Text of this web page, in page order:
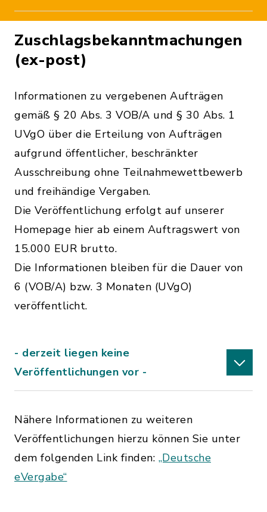
Zuschlagsbekanntmachungen
(ex-post)
Informationen zu vergebenen Aufträgen
gemäß § 20 Abs. 3 VOB/A und § 30 Abs. 1
UVgO über die Erteilung von Aufträgen
aufgrund öffentlicher, beschränkter
Ausschreibung ohne Teilnahmewettbewerb
und freihändige Vergaben.
Die Veröffentlichung erfolgt auf unserer
Homepage hier ab einem Auftragswert von
15.000 EUR brutto.
Die Informationen bleiben für die Dauer von
6 (VOB/A) bzw. 3 Monaten (UVgO)
veröffentlicht.
- derzeit liegen keine
Veröffentlichungen vor -
Nähere Informationen zu weiteren
Veröffentlichungen hierzu können Sie unter
dem folgenden Link finden: „Deutsche
eVergabe“